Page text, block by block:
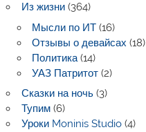
Из жизни(364)
Мысли по ИТ(16)
Отзывы о девайсах (18)
Политика(14)
УАЗ Патритот(2)
Сказки на ночь(3)
Тупим(6)
Уроки Moninis Studio(4)